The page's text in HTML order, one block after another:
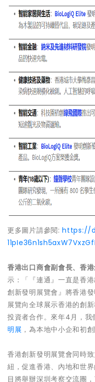
更多圖片請參閱:https://
香港出口商會副會長、香
示：「『連通』一直是香
創新發明展覽會』將香港
展覽向全球展示香港的創
投資者合作。來年4月，
明展 ，為本地中小企和初
香港創新發明展覽會同時
紐，促進香港、內地和世
目將舉辦深圳考察交流團